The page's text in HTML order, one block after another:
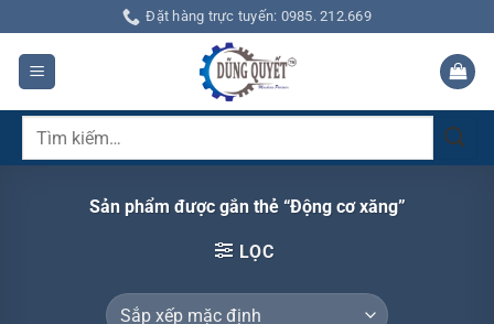
qua
dung
Đặt hàng trực tuyến: 0985. 212.669
Tìm
Sản phẩm được gắn thẻ “Động cơ xăng”
LỌC